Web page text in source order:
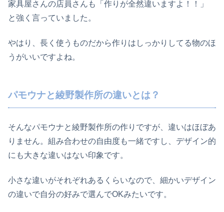
家具屋さんの店員さんも「作りが全然違いますよ！！」
と強く言っていました。
やはり、長く使うものだから作りはしっかりしてる物のほ
うがいいですよね。
パモウナと綾野製作所の違いとは？
そんなパモウナと綾野製作所の作りですが、違いはほぼあ
りません。組み合わせの自由度も一緒ですし、デザイン的
にも大きな違いはない印象です。
小さな違いがそれぞれあるくらいなので、細かいデザイン
の違いで自分の好みで選んでOKみたいです。